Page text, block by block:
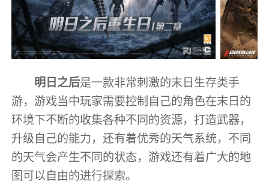
明日之后是一款非常刺激的末日生存类手
游，游戏当中玩家需要控制自己的角色在末日的
环境下不断的收集各种不同的资源，打造武器，
升级自己的能力，还有着优秀的天气系统，不同
的天气会产生不同的状态，游戏还有着广大的地
图可以自由的进行探索。